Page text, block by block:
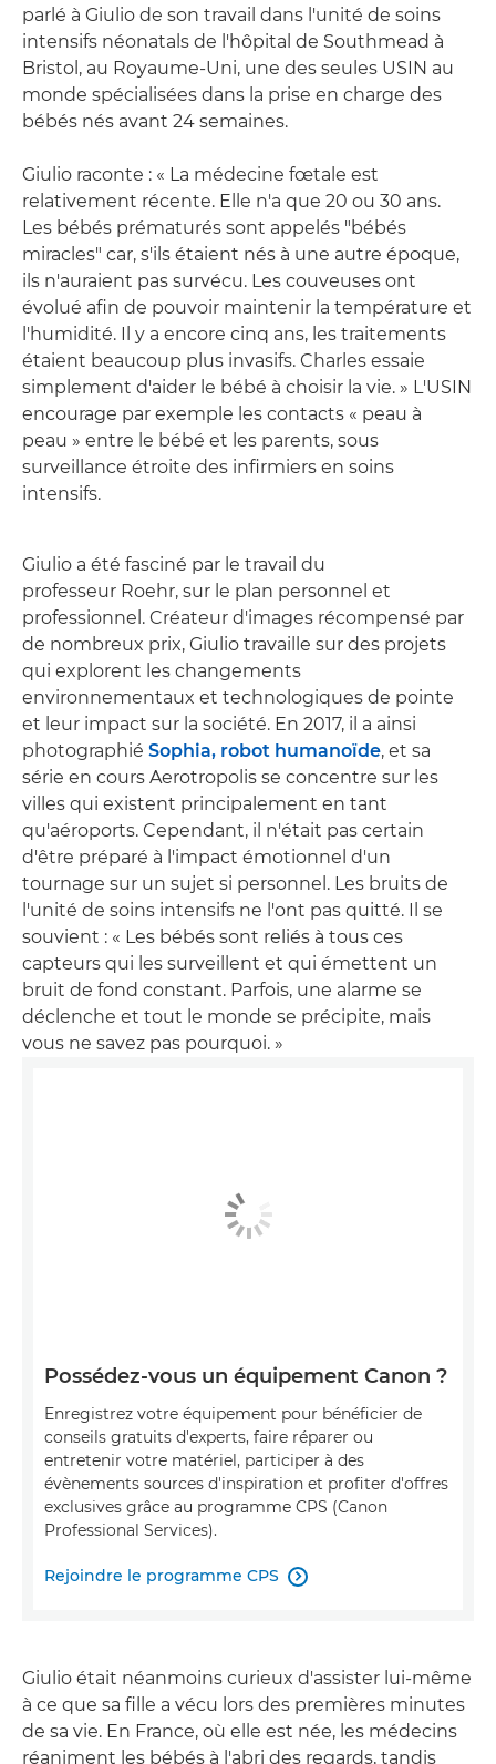
parlé à Giulio de son travail dans l'unité de soins
intensifs néonatals de l'hôpital de Southmead à
Bristol, au Royaume-Uni, une des seules USIN au
monde spécialisées dans la prise en charge des
bébés nés avant 24 semaines.
Giulio raconte : « La médecine fœtale est
relativement récente. Elle n'a que 20 ou 30 ans.
Les bébés prématurés sont appelés "bébés
miracles" car, s'ils étaient nés à une autre époque,
ils n'auraient pas survécu. Les couveuses ont
évolué afin de pouvoir maintenir la température et
l'humidité. Il y a encore cinq ans, les traitements
étaient beaucoup plus invasifs. Charles essaie
simplement d'aider le bébé à choisir la vie. » L'USIN
encourage par exemple les contacts « peau à
peau » entre le bébé et les parents, sous
surveillance étroite des infirmiers en soins
intensifs.
Giulio a été fasciné par le travail du
professeur Roehr, sur le plan personnel et
professionnel. Créateur d'images récompensé par
de nombreux prix, Giulio travaille sur des projets
qui explorent les changements
environnementaux et technologiques de pointe
et leur impact sur la société. En 2017, il a ainsi
photographié Sophia, robot humanoïde, et sa
série en cours Aerotropolis se concentre sur les
villes qui existent principalement en tant
qu'aéroports. Cependant, il n'était pas certain
d'être préparé à l'impact émotionnel d'un
tournage sur un sujet si personnel. Les bruits de
l'unité de soins intensifs ne l'ont pas quitté. Il se
souvient : « Les bébés sont reliés à tous ces
capteurs qui les surveillent et qui émettent un
bruit de fond constant. Parfois, une alarme se
déclenche et tout le monde se précipite, mais
vous ne savez pas pourquoi. »
Possédez-vous un équipement Canon ?
Enregistrez votre équipement pour bénéficier de
conseils gratuits d'experts, faire réparer ou
entretenir votre matériel, participer à des
évènements sources d'inspiration et profiter d'offres
exclusives grâce au programme CPS (Canon
Professional Services).
Rejoindre le programme CPS 
Giulio était néanmoins curieux d'assister lui-même
à ce que sa fille a vécu lors des premières minutes
de sa vie. En France, où elle est née, les médecins
réaniment les bébés à l'abri des regards, tandis